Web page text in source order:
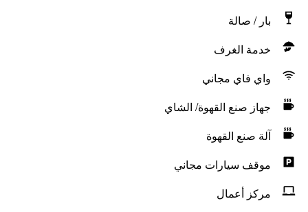
بار / صالة
خدمة الغرف
واي فاي مجاني
جهاز صنع القهوة/ الشاي
آلة صنع القهوة
موقف سيارات مجاني
مركز أعمال